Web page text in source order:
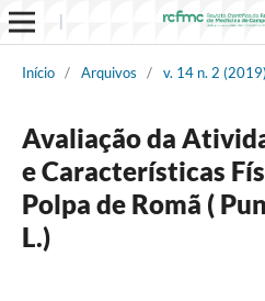
Início / Arquivos / v. 14 n. 2 (2019)
Avaliação da
e Características
Polpa de Romã (
L.)